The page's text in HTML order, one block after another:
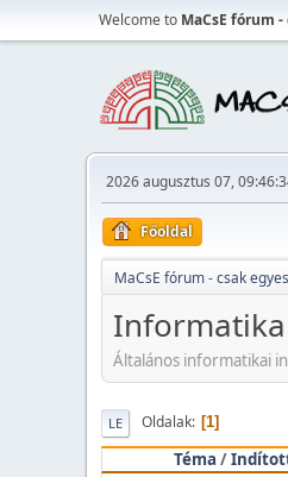
Welcome to MaCsE fórum
2026 augusztus 07,
Főoldal
MaCsE fórum - csak
Informatika
Általános informatikai
LE Oldalak 1
Téma /